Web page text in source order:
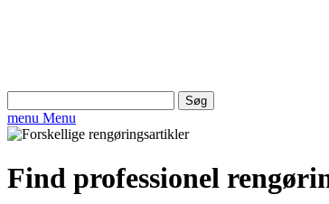
efter:
menu Menu
Find professionel